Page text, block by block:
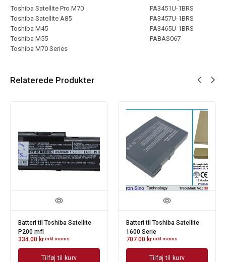
Toshiba Satellite Pro M70
Toshiba Satellite A85
Toshiba M45
Toshiba M55
Toshiba M70 Series
PA3451U-1BRS
PA3457U-1BRS
PA3465U-1BRS
PABAS067
Relaterede Produkter
Batteri til Toshiba Satellite
P200 mfl
334.00 kr.inkl moms
Tilføj til kurv
Batteri til Toshiba Satellite
1600 Serie
707.00 kr.inkl moms
Tilføj til kurv